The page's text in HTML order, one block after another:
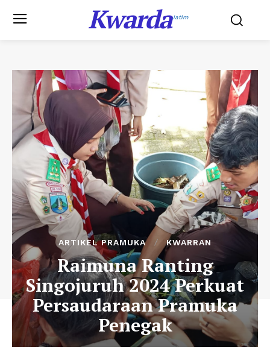
KwardaJatim
ARTIKEL PRAMUKA KWARRAN
Raimuna Ranting
Singojuruh 2024 Perkuat
Persaudaraan Pramuka
Penegak